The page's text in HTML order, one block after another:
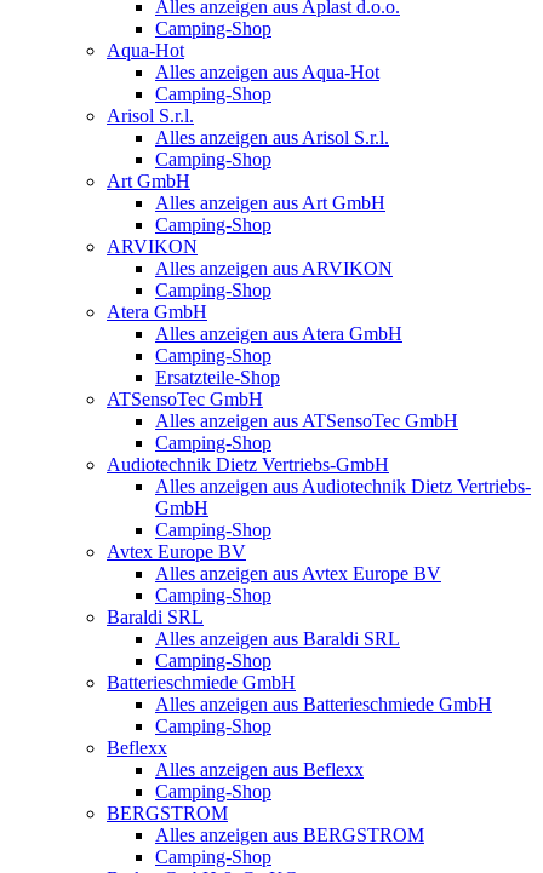
Alles anzeigen aus Aplast d.o.o.
Camping-Shop
Aqua-Hot
Alles anzeigen aus Aqua-Hot
Camping-Shop
Arisol S.r.l.
Alles anzeigen aus Arisol S.r.l.
Camping-Shop
Art GmbH
Alles anzeigen aus Art GmbH
Camping-Shop
ARVIKON
Alles anzeigen aus ARVIKON
Camping-Shop
Atera GmbH
Alles anzeigen aus Atera GmbH
Camping-Shop
Ersatzteile-Shop
ATSensoTec GmbH
Alles anzeigen aus ATSensoTec GmbH
Camping-Shop
Audiotechnik Dietz Vertriebs-GmbH
Alles anzeigen aus Audiotechnik Dietz Vertriebs-
GmbH
Camping-Shop
Avtex Europe BV
Alles anzeigen aus Avtex Europe BV
Camping-Shop
Baraldi SRL
Alles anzeigen aus Baraldi SRL
Camping-Shop
Batterieschmiede GmbH
Alles anzeigen aus Batterieschmiede GmbH
Camping-Shop
Beflexx
Alles anzeigen aus Beflexx
Camping-Shop
BERGSTROM
Alles anzeigen aus BERGSTROM
Camping-Shop